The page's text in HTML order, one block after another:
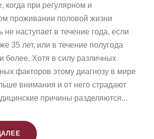
когда при регулярном и
проживании половой жизни
не наступает в течение года, если
35 лет, или в течение полугода
более. Хотя в силу различных
факторов этому диагнозу в мире
внимания и от него страдают
причины разделяются...